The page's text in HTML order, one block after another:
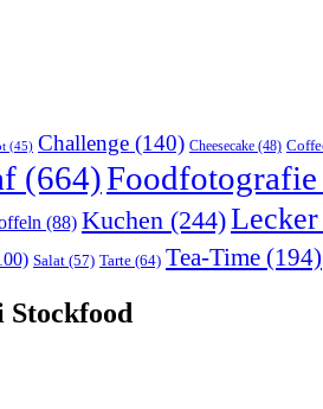
(45) Challenge (140) Cheesecake (48)
(664)Foodfotografie
(88) Kuchen (244)Lecker
Salat (57) Tarte (64) Tea-Time (194)
Stockfood